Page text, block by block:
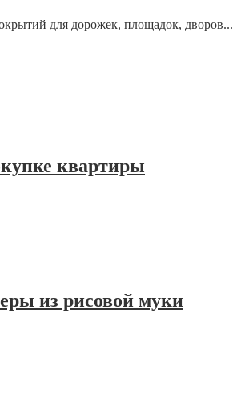
для дорожек, площадок, дворов...
квартиры
из рисовой муки